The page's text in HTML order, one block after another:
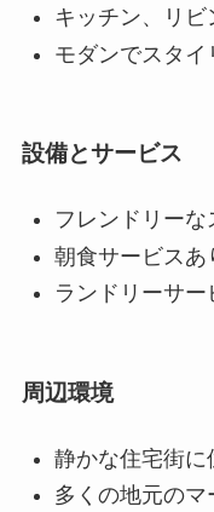
キッチン、リ
モダンでスタ
設備とサービス
フレンドリーな
朝食サービスあ
ランドリーサー
周辺環境
静かな住宅街に
多くの地元のマ